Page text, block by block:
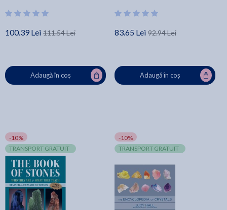
100.39 Lei 111.54 Lei
Adaugă în coș
83.65 Lei 92.94 Lei
Adaugă în coș
-10%
TRANSPORT GRATUIT
-10%
TRANSPORT GRATUIT